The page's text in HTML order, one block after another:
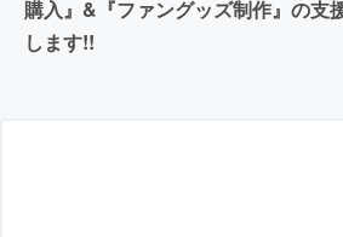
購入』&『ファングッズ制作』の支
します!!